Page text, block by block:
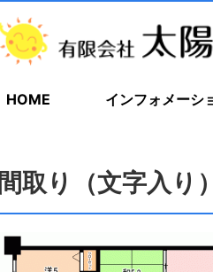
HOME インフォメーシ
間取り（文字入り）